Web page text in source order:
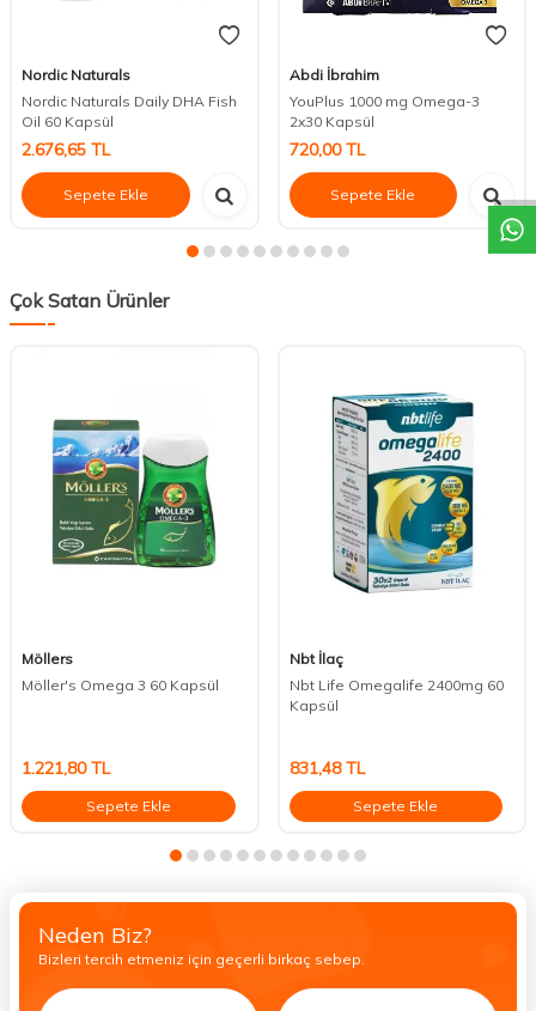
Nordic Naturals
Nordic Naturals Daily DHA Fish
Oil 60 Kapsül
2.676,65 TL
Sepete Ekle
Abdi İbrahim
YouPlus 1000 mg Omega-3
2x30 Kapsül
720,00TL
Sepete Ekle
Çok Satan Ürünler
Möllers
Möller's Omega 3 60 Kapsül
1.221,80TL
Sepete Ekle
Nbt İlaç
Nbt Life Omegalife 2400mg 60
Kapsül
831,48TL
Sepete Ekle
Neden Biz?
Bizleri tercih etmeniz için geçerli birkaç sebep.